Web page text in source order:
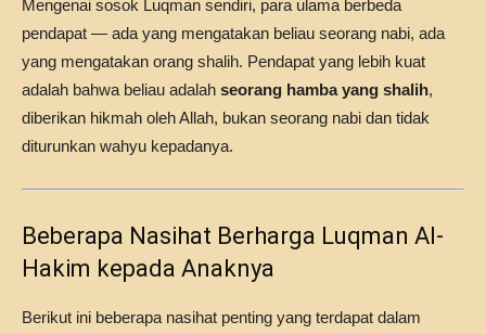
Mengenai sosok Luqman sendiri, para ulama berbeda
pendapat — ada yang mengatakan beliau seorang nabi, ada
yang mengatakan orang shalih. Pendapat yang lebih kuat
adalah bahwa beliau adalah seorang hamba yang shalih,
diberikan hikmah oleh Allah, bukan seorang nabi dan tidak
diturunkan wahyu kepadanya.
Beberapa Nasihat Berharga Luqman Al-
Hakim kepada Anaknya
Berikut ini beberapa nasihat penting yang terdapat dalam